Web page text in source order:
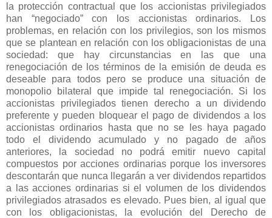
la protección contractual que los accionistas privilegiados
han “negociado” con los accionistas ordinarios. Los
problemas, en relación con los privilegios, son los mismos
que se plantean en relación con los obligacionistas de una
sociedad: que hay circunstancias en las que una
renegociación de los términos de la emisión de deuda es
deseable para todos pero se produce una situación de
monopolio bilateral que impide tal renegociación. Si los
accionistas privilegiados tienen derecho a un dividendo
preferente y pueden bloquear el pago de dividendos a los
accionistas ordinarios hasta que no se les haya pagado
todo el dividendo acumulado y no pagado de años
anteriores, la sociedad no podrá emitir nuevo capital
compuestos por acciones ordinarias porque los inversores
descontarán que nunca llegarán a ver dividendos repartidos
a las acciones ordinarias si el volumen de los dividendos
privilegiados atrasados es elevado. Pues bien, al igual que
con los obligacionistas, la evolución del Derecho de